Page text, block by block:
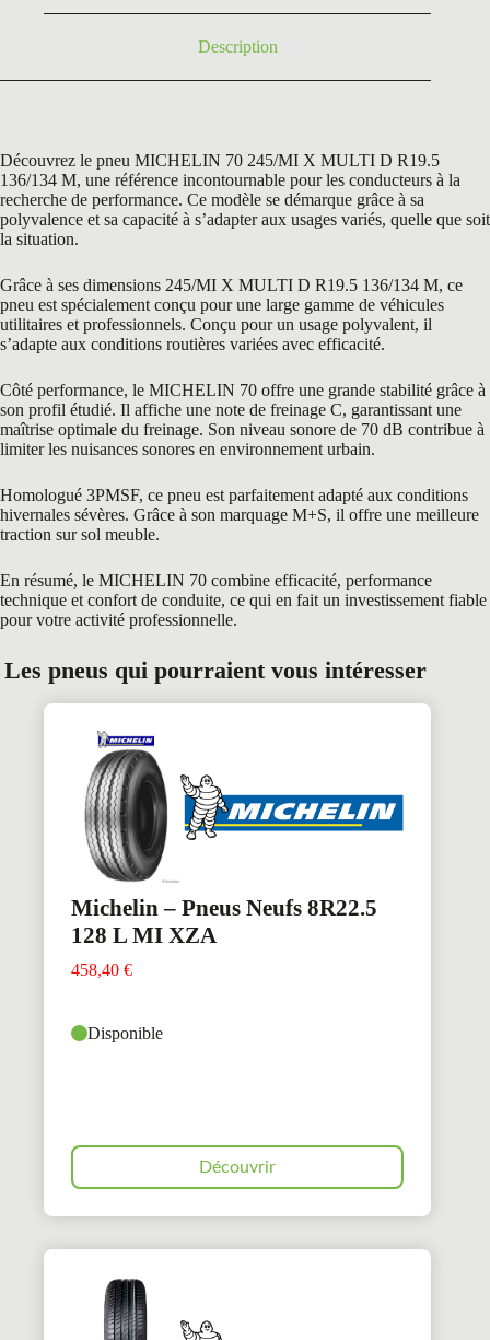
Description
Découvrez le pneu MICHELIN 70 245/MI X MULTI D R19.5
136/134 M, une référence incontournable pour les conducteurs à la
recherche de performance. Ce modèle se démarque grâce à sa
polyvalence et sa capacité à s’adapter aux usages variés, quelle que soit
la situation.
Grâce à ses dimensions 245/MI X MULTI D R19.5 136/134 M, ce
pneu est spécialement conçu pour une large gamme de véhicules
utilitaires et professionnels. Conçu pour un usage polyvalent, il
s’adapte aux conditions routières variées avec efficacité.
Côté performance, le MICHELIN 70 offre une grande stabilité grâce à
son profil étudié. Il affiche une note de freinage C, garantissant une
maîtrise optimale du freinage. Son niveau sonore de 70 dB contribue à
limiter les nuisances sonores en environnement urbain.
Homologué 3PMSF, ce pneu est parfaitement adapté aux conditions
hivernales sévères. Grâce à son marquage M+S, il offre une meilleure
traction sur sol meuble.
En résumé, le MICHELIN 70 combine efficacité, performance
technique et confort de conduite, ce qui en fait un investissement fiable
pour votre activité professionnelle.
Les pneus qui pourraient vous intéresser
Michelin – Pneus Neufs 8R22.5
128 L MI XZA
458,40 €
Disponible
Découvrir